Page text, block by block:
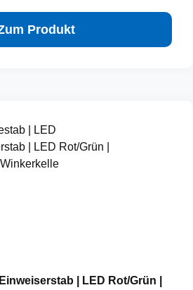
Produkt
| LED Rot/Grün |